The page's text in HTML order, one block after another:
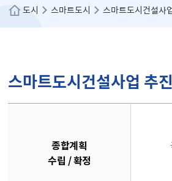
도시 스마트도시 스마트도시건설사
스마트도시건설사업 추
종합계획
수립 / 확정